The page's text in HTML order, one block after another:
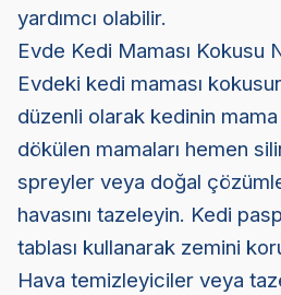
yardımcı olabilir.
Evde Kedi Maması Kokusu
Evdeki kedi maması
düzenli olarak kedinin mama
dökülen mamaları hemen
spreyler veya doğal
havasını tazeleyin. Kedi
tablası kullanarak zemini
Hava temizleyiciler veya